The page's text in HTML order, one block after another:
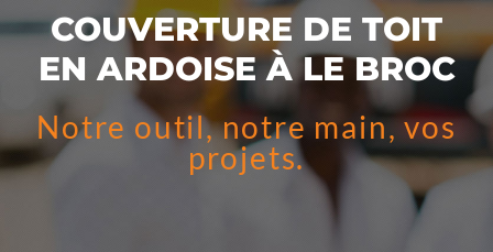
COUVERTURE DE TOIT
EN ARDOISE À LE BROC
Notre outil, notre main, vos
projets.